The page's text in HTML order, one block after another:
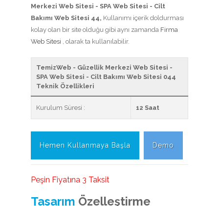
Merkezi Web Sitesi - SPA Web Sitesi - Cilt
Bakımı Web Sitesi 44, Kullanımı içerik doldurması
kolay olan bir site olduğu gibi aynı zamanda Firma
Web Sitesi , olarak ta kullanılabilir.
TemizWeb - Güzellik Merkezi Web Sitesi -
SPA Web Sitesi - Cilt Bakımı Web Sitesi 044
Teknik Özellikleri
Kurulum Süresi : 12 Saat
Hemen Kullanmaya Başla Demo
Peşin Fiyatına 3 Taksit
Tasarım Özelleştirme